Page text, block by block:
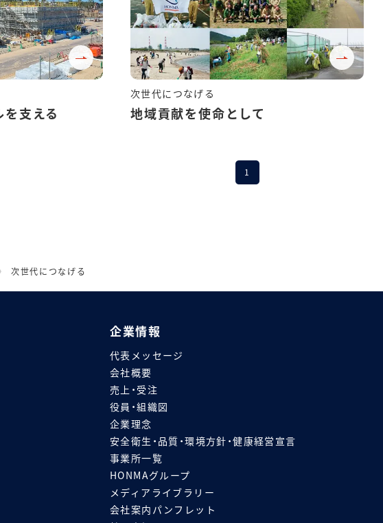
支える 地域貢献を使命として
1
次世代につなげる
企業情報
代表メッセージ
会社概要
売上・受注
役員・組織図
企業理念
安全衛生・品質・環境方針・健康経営宣言
事業所一覧
HONMAグループ
メディアライブラリー
会社案内パンフレット